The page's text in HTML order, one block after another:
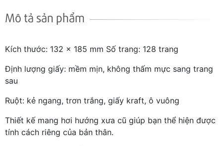
Mô tả sản phẩm
Kích thước: 132 x 185 mm Số trang: 128 trang
Định lượng giấy: mềm mịn, không thấm mực sang trang
sau
Ruột: kẻ ngang, trơn trắng, giấy kraft, ô vuông
Thiết kế mang hơi hướng xưa cũ giúp bạn thể hiện được
tính cách riêng của bản thân.